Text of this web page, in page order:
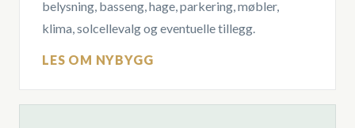
belysning, basseng, hage, parkering, møbler,
klima, solcellevalg og eventuelle tillegg.
LES OM NYBYGG